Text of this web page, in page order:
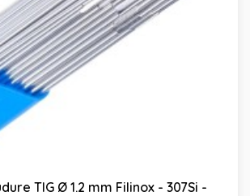
TIG Ø 1.2 mm Filinox - 307Si -